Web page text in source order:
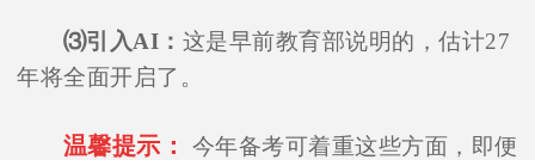
⑶引入AI： 这是早前教育部说明的，估计27
年将全面开启了。
温馨提示：
今年备考可着重这些方面，即便